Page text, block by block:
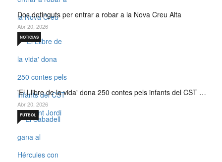
Dos detinguts per entrar a robar a la Nova Creu Alta
Abr 20, 2026
'El Llibre de la vida' dona 250 contes pels infants del CST …
NOTICIAS
Abr 20, 2026
FÚTBOL